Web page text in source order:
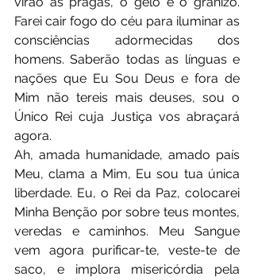
Farei cair fogo do céu para iluminar as
consciências adormecidas dos
homens. Saberão todas as línguas e
nações que Eu Sou Deus e fora de
Mim não tereis mais deuses, sou o
Único Rei cuja Justiça vos abraçará
agora.
Ah, amada humanidade, amado país
Meu, clama a Mim, Eu sou tua única
liberdade. Eu, o Rei da Paz, colocarei
Minha Benção por sobre teus montes,
veredas e caminhos. Meu Sangue
vem agora purificar-te, veste-te de
saco, e implora misericórdia pela